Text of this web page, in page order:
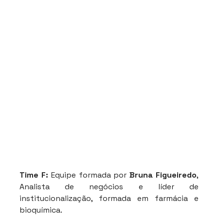
Time F: Equipe formada por Bruna Figueiredo,
Analista de negócios e líder de
institucionalização, formada em farmácia e
bioquímica.